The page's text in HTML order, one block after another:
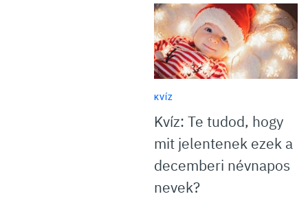
KVÍZ
Kvíz: Te tudod, hogy
mit jelentenek ezek a
decemberi névnapos
nevek?